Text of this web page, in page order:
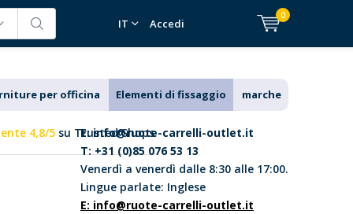
IT Accedi
0
per officina Elementi di fissaggio marche
4,8/5 su Trusted Shops
E:info@ruote-carrelli-outlet.it
T: +31 (0)85 076 53 13
Venerdì a venerdì dalle 8:30 alle 17:00.
Lingue parlate: Inglese
E: info@ruote-carrelli-outlet.it